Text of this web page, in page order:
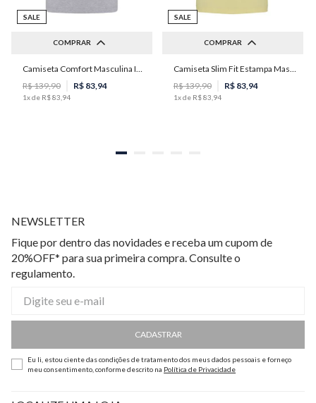
SALE
COMPRAR
P M G GG
R$139,90 R$ 83, 94
1x de R$83 94
SALE
COMPRAR
PP P M
R$139,90 R$ 83, 94
1x de R$83 94
NEWSLETTER
Fique por dentro das novidades e receba um cupom de
20%OFF* para sua primeira compra. Consulte o
regulamento.
CADASTRAR
Eu li, estou ciente das condições de tratamento dos meus dados pessoais e forneço
meu consentimento, conforme descrito na Política de Privacidade